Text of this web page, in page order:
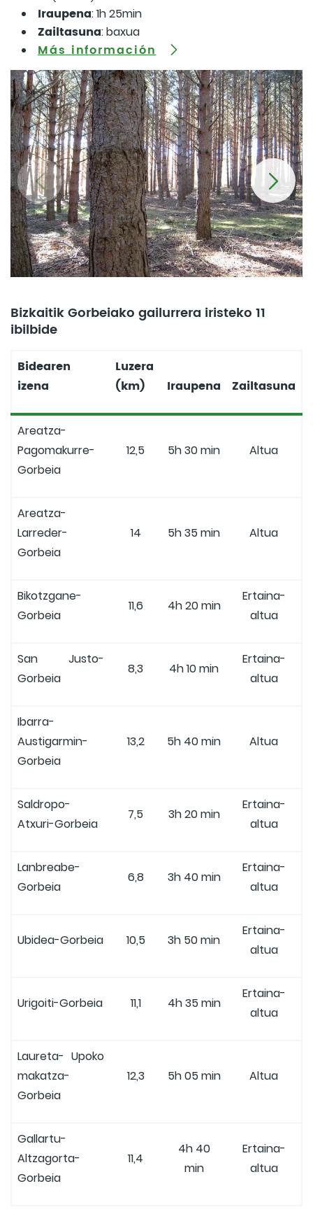
Iraupena: 1h 25min
Zailtasuna: baxua
Más información
Bizkaitik Gorbeiako gailurrera iristeko 11
ibilbide
Bidearen
izena
Luzera
(km)
Iraupena Zailtasuna
Areatza-
Pagomakurre-
Gorbeia
12,5 5h 30 min Altua
Areatza-
Larreder-
Gorbeia
14 5h 35 min Altua
Bikotzgane-
Gorbeia
11,6 4h 20 min
Ertaina-
altua
San Justo-
Gorbeia
8,3 4h 10 min
Ertaina-
altua
Ibarra-
Austigarmin-
Gorbeia
13,2 5h 40 min Altua
Saldropo-
Atxuri-Gorbeia
7,5 3h 20 min
Ertaina-
altua
Lanbreabe-
Gorbeia
6,8 3h 40 min
Ertaina-
altua
Ubidea-Gorbeia 10,5 3h 50 min
Ertaina-
altua
Urigoiti-Gorbeia 11,1 4h 35 min
Ertaina-
altua
Laureta- Upoko
makatza-
Gorbeia
12,3 5h 05 min Altua
Gallartu-
Altzagorta-
Gorbeia
11,4
4h 40
min
Ertaina-
altua